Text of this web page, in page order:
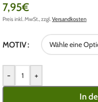
7,95€
Preis inkl. MwSt., zzgl.Versandkosten
MOTIV
- +
In